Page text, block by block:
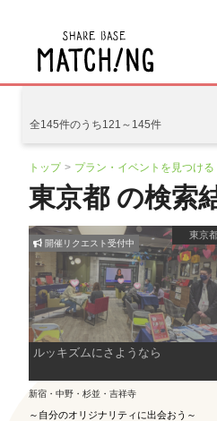
全145件のうち121～145件
トップ プラン・イベントを見つける
東京都 の検索
東京
ルッキズムにさようなら
新宿・中野・杉並・吉祥寺
～自分のオリジナリティに出会おう～
開催リクエスト受付中